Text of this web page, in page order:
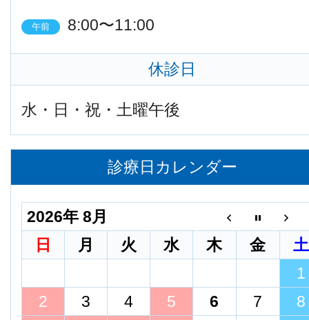
午前 8:00〜11:00
休診日
水・日・祝・土曜午後
診療日カレンダー
2026年 8月
日
月 火 水 木 金
土
1
2
3 4 5 6 7
8